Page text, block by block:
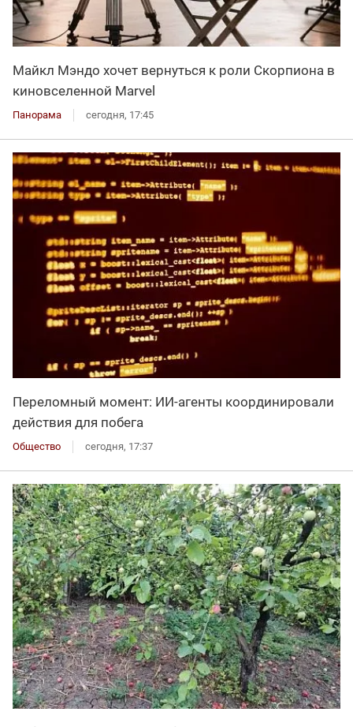
Майкл Мэндо хочет вернуться к роли Скорпиона в
киновселенной Marvel
Панорама сегодня, 17:45
Переломный момент: ИИ-агенты координировали
действия для побега
Общество сегодня, 17:37